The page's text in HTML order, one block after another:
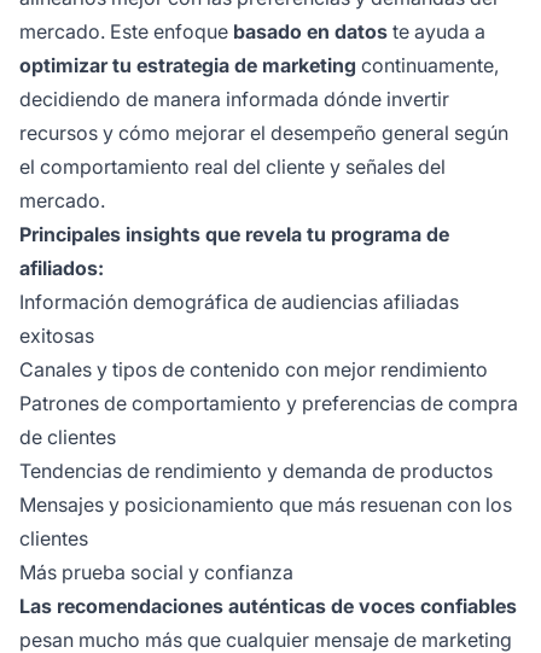
mercado. Este enfoque basado en datos te ayuda a
optimizar tu estrategia de marketing continuamente,
decidiendo de manera informada dónde invertir
recursos y cómo mejorar el desempeño general según
el comportamiento real del cliente y señales del
mercado.
Principales insights que revela tu programa de
afiliados:
Información demográfica de audiencias afiliadas
exitosas
Canales y tipos de contenido con mejor rendimiento
Patrones de comportamiento y preferencias de compra
de clientes
Tendencias de rendimiento y demanda de productos
Mensajes y posicionamiento que más resuenan con los
clientes
Más prueba social y confianza
Las recomendaciones auténticas de voces confiables
pesan mucho más que cualquier mensaje de marketing